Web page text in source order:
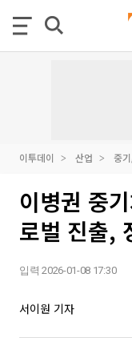
이투데이 산업 중
이병권 중
로벌 진출,
입력 2026-01-08 17:30
서이원 기자